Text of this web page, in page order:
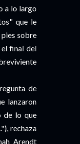
a lo largo
que le
pies sobre
final del
de
lanzaron
de lo que
rechaza
Arendt